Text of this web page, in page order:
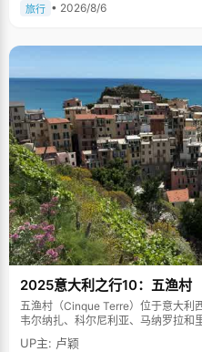
旅行 • 2026/8/6
2025意大利之行10：五渔村
五渔村（Cinque Terre）位于意大利
韦尔纳扎、科尔尼利亚、马纳罗拉和
山傍海，房屋色彩斑斓，1997年被列
UP主: 卢颖